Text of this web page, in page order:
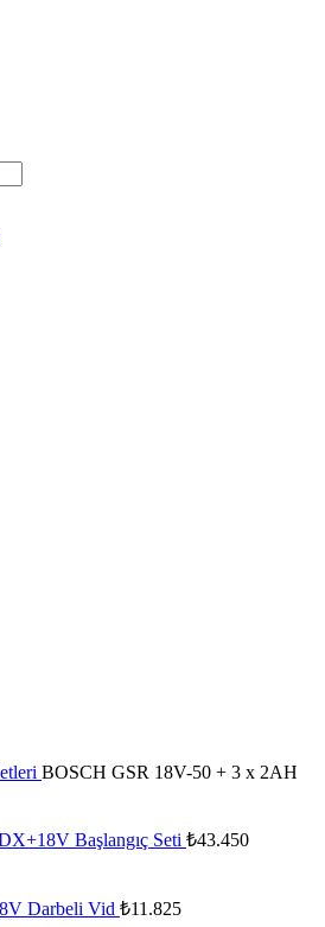
BOSCH GSR 18V-50 + 3 x 2AH
Başlangıç Seti ₺43.450
Darbeli Vid ₺11.825